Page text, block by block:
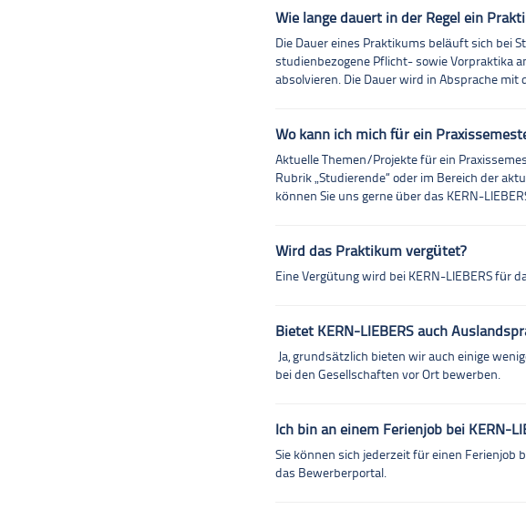
Wie lange dauert in der Regel ein
Die Dauer eines Praktikums beläuft sich bei
studienbezogene Pflicht- sowie Vorpraktika
absolvieren. Die Dauer wird in Absprache
Wo kann ich mich für ein
Aktuelle Themen/Projekte für ein
Rubrik „Studierende“ oder im Bereich der
können Sie uns gerne über das KERN-
Wird das Praktikum vergütet?
Eine Vergütung wird bei KERN-LIEBERS für
Bietet KERN-LIEBERS auch
Ja, grundsätzlich bieten wir auch einige
bei den Gesellschaften vor Ort bewerben.
Ich bin an einem Ferienjob bei KERN-
Sie können sich jederzeit für einen Ferienjob
das Bewerberportal.